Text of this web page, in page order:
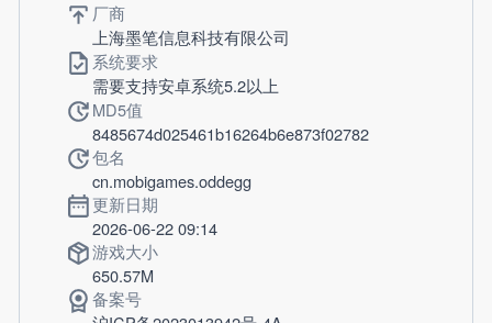
厂商
上海墨笔信息科技有限公司
系统要求
需要支持安卓系统5.2以上
MD5值
8485674d025461b16264b6e873f02782
包名
cn.mobigames.oddegg
更新日期
2026-06-22 09:14
游戏大小
650.57M
备案号